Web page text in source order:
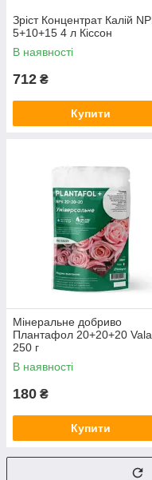
Зріст Концентрат Калій
5+10+15 4 л Кіссон
В наявності
712 ₴
Купити
Мінеральне добриво
Плантафол 20+20+20
250 г
В наявності
180 ₴
Купити